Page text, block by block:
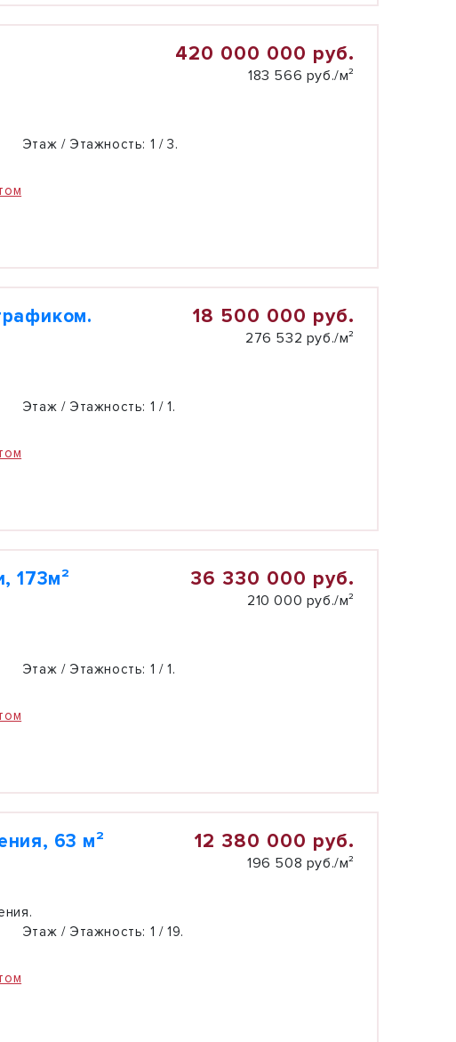
420 000 000 руб.
183 566 руб./м²
Этаж / Этажность: 1 / 3.
18 500 000 руб.
276 532 руб./м²
Этаж / Этажность: 1 / 1.
173м² 36 330 000 руб.
210 000 руб./м²
Этаж / Этажность: 1 / 1.
63 м² 12 380 000 руб.
196 508 руб./м²
Этаж / Этажность: 1 / 19.